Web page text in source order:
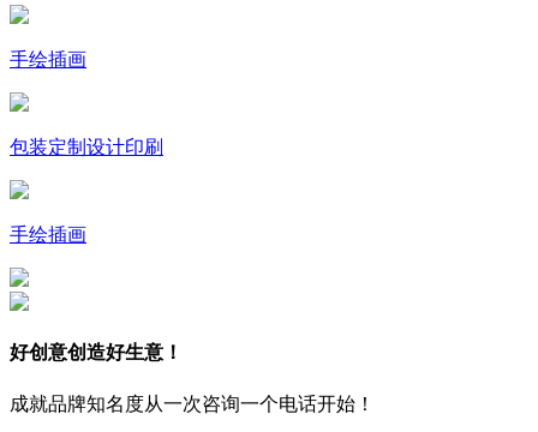
手绘插画
包装定制设计印刷
手绘插画
好创意创造好生意！
成就品牌知名度从一次咨询一个电话开始！